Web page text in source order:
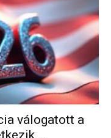
válogatott a